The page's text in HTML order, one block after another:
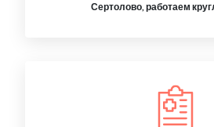
Сертолово, работаем